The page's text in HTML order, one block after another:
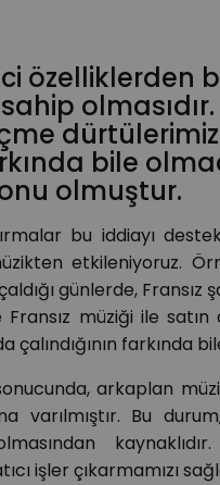
özelliklerden
bile
olmuştur.
bu iddiayı
etkileniyoruz.
günlerde, Fransız
müziği ile
farkında
arkaplan
varılmıştır. Bu
işler çıkarmamızı